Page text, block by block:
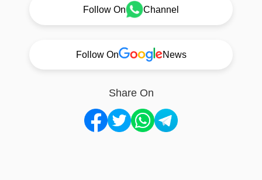
Follow On Channel
Follow On News
Share On